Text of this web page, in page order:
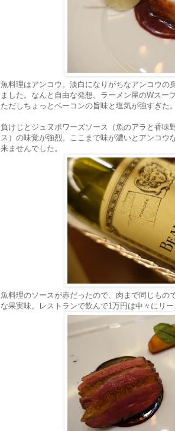
魚料理はアンコウ。淡白になりがちなアンコウの
ました。なんと自由な発想。ラーメン屋のWスー
ただしちょっとベーコンの旨味と塩気が強すぎた。
負けじとジュヌボワーズソース（魚のアラと香味
ス）の味覚が強烈。ここまで味が濃いとアンコウ
来ませんでした。
魚料理のソースが赤だったので、肉まで同じもの
な果実味。レストランで飲んで1万円は中々にリー